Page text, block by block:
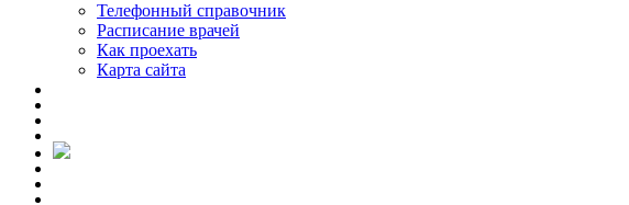
Телефонный справочник
Расписание врачей
Как проехать
Карта сайта